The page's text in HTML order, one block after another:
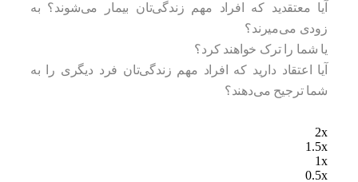
آیا معتقدید که افراد مهم زندگی‌تان بیمار می‌شوند؟ به
زودی می‌میرند؟
یا شما را ترک خواهند کرد؟
آیا اعتقاد دارید که افراد مهم زندگی‌تان فرد دیگری را به
شما ترجیح می‌دهند؟